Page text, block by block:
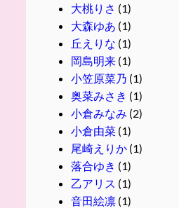
大桃りさ (1)
大森ゆあ (1)
丘えりな (1)
岡島明来(1)
小笠原菜乃 (1)
奥菜みさき (1)
小倉みなみ (2)
小倉由菜(1)
尾崎えりか(1)
落合ゆき (1)
乙アリス (1)
音田絵凛(1)